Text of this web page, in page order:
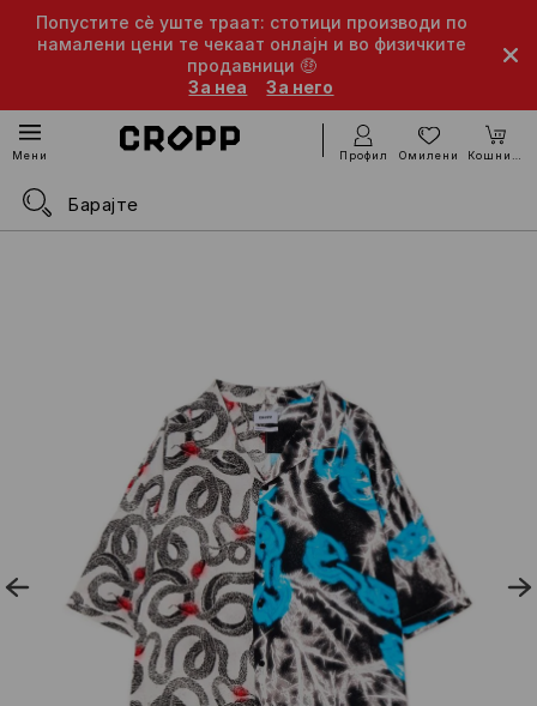
Попустите сè уште траат: стотици производи по
намалени цени те чекаат онлајн и во физичките
продавници 🤑
За неа
За него
Мени Профил Омилени Кошничка